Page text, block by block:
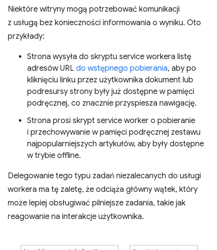
Niektóre witryny mogą potrzebować komunikacji
z usługą bez konieczności informowania o wyniku. Oto
przykłady:
Strona wysyła do skryptu service workera listę
adresów URL do wstępnego pobierania, aby po
kliknięciu linku przez użytkownika dokument lub
podresursy strony były już dostępne w pamięci
podręcznej, co znacznie przyspiesza nawigację.
Strona prosi skrypt service worker o pobieranie
i przechowywanie w pamięci podręcznej zestawu
najpopularniejszych artykułów, aby były dostępne
w trybie offline.
Delegowanie tego typu zadań niezalecanych do usługi
workera ma tę zaletę, że odciąża główny wątek, który
może lepiej obsługiwać pilniejsze zadania, takie jak
reagowanie na interakcje użytkownika.